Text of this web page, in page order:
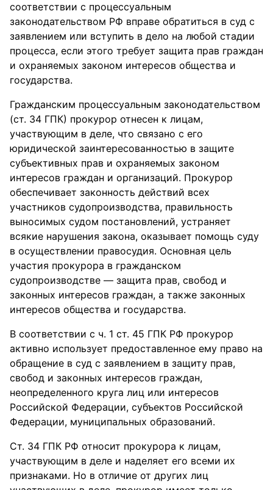
соответствии с процессуальным
законодательством РФ вправе обратиться в суд с
заявлением или вступить в дело на любой стадии
процесса, если этого требует защита прав граждан
и охраняемых законом интересов общества и
государства.
Гражданским процессуальным законодательством
(ст. 34 ГПК) прокурор отнесен к лицам,
участвующим в деле, что связано с его
юридической заинтересованностью в защите
субъективных прав и охраняемых законом
интересов граждан и организаций. Прокурор
обеспечивает законность действий всех
участников судопроизводства, правильность
выносимых судом постановлений, устраняет
всякие нарушения закона, оказывает помощь суду
в осуществлении правосудия. Основная цель
участия прокурора в гражданском
судопроизводстве — защита прав, свобод и
законных интересов граждан, а также законных
интересов общества и государства.
В соответствии с ч. 1 ст. 45 ГПК РФ прокурор
активно использует предоставленное ему право на
обращение в суд с заявлением в защиту прав,
свобод и законных интересов граждан,
неопределенного круга лиц или интересов
Российской Федерации, субъектов Российской
Федерации, муниципальных образований.
Ст. 34 ГПК РФ относит прокурора к лицам,
участвующим в деле и наделяет его всеми их
признаками. Но в отличие от других лиц